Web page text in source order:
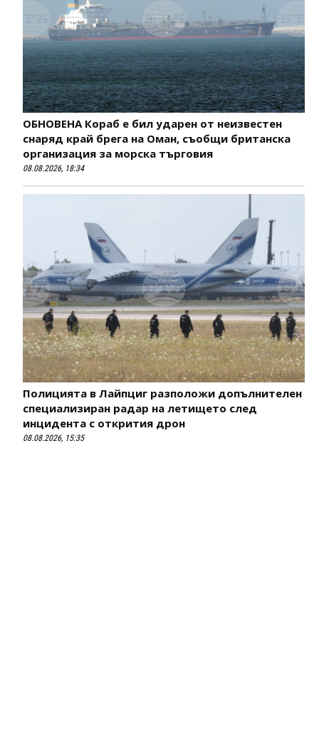
ОБНОВЕНА Кораб е бил ударен от неизвестен
снаряд край брега на Оман, съобщи британска
организация за морска търговия
08.08.2026, 18:34
Полицията в Лайпциг разположи допълнителен
специализиран радар на летището след
инцидента с открития дрон
08.08.2026, 15:35